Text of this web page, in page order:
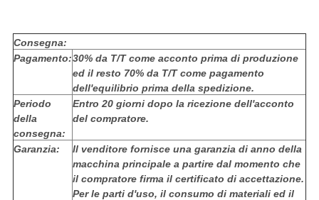
Consegna:
Pagamento:30% da T/T come acconto prima di produzione
ed il resto 70% da T/T come pagamento
dell'equilibrio prima della spedizione.
Periodo
della
consegna:
Entro 20 giorni dopo la ricezione dell'acconto
del compratore.
Garanzia:
Il venditore fornisce una garanzia di anno della
macchina principale a partire dal momento che
il compratore firma il certificato di accettazione.
Per le parti d'uso, il consumo di materiali ed il